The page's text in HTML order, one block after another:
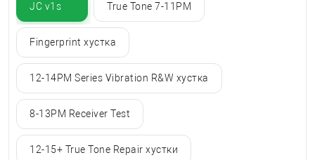
JC v1s True Tone 7-11PM
Fingerprint хустка
12-14PM Series Vibration R&W хустка
8-13PM Receiver Test
12-15+ True Tone Repair хустки